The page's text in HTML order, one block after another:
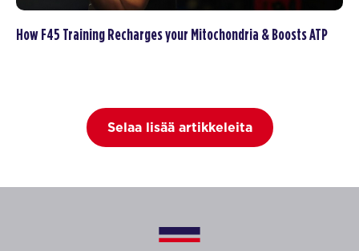
How F45 Training Recharges your Mitochondria & Boosts ATP
Selaa lisää artikkeleita